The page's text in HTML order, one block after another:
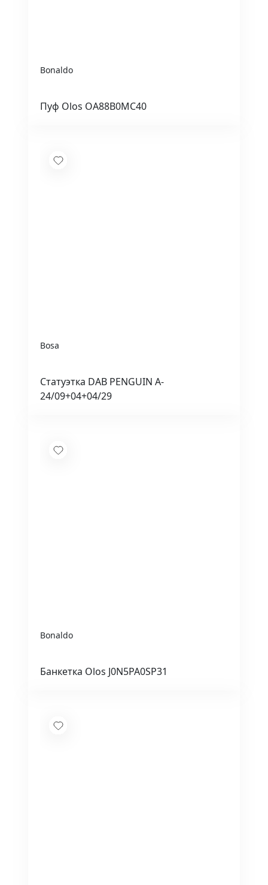
Bonaldo
Пуф Olos OA88B0MC40
Bosa
Статуэтка DAB PENGUIN A-
24/09+04+04/29
Bonaldo
Банкетка Olos J0N5PA0SP31